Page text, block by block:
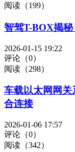
阅读（199）
智驾T-BOX揭
2026-01-15 19:22
评论（0）
阅读（298）
车载以太网网
合连接
2026-01-06 17:57
评论（0）
阅读（342）